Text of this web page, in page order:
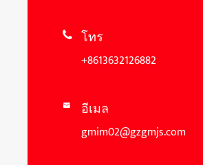
 โทร
+8613632126882
 อีเมล
gmim02@gzgmjs.com